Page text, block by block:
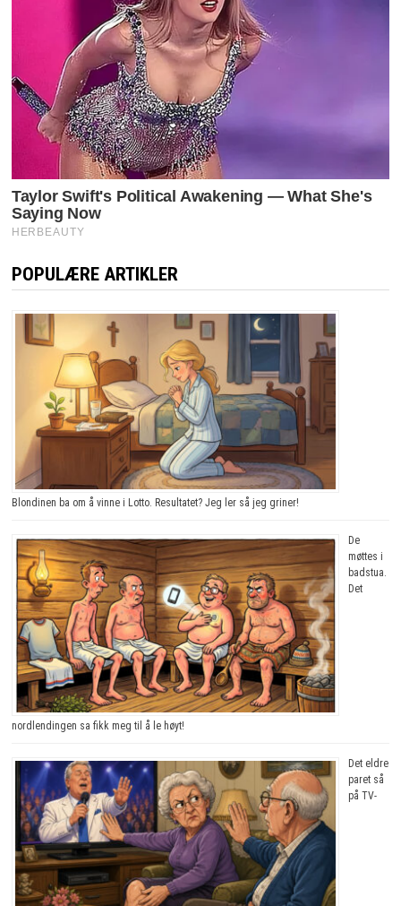
POPULÆRE ARTIKLER
Blondinen ba om å vinne i Lotto. Resultatet? Jeg ler så jeg griner!
De
møttes i
badstua.
Det
nordlendingen sa fikk meg til å le høyt!
Det eldre
paret så
på TV-